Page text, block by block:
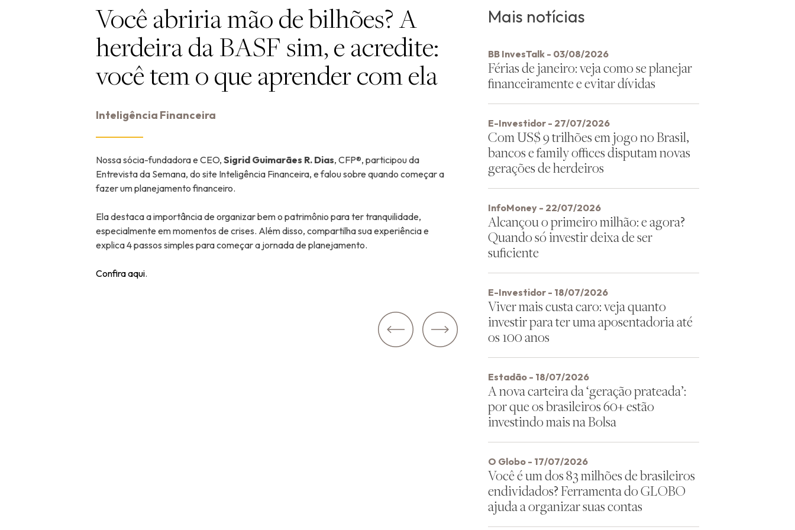
Você abriria mão de bilhões? A
herdeira da BASF sim, e acredite:
você tem o que aprender com ela
Inteligência Financeira
Nossa sócia-fundadora e CEO, Sigrid Guimarães R. Dias, CFP®, participou da
Entrevista da Semana, do site Inteligência Financeira, e falou sobre quando começar a
fazer um planejamento financeiro.
Ela destaca a importância de organizar bem o patrimônio para ter tranquilidade,
especialmente em momentos de crises. Além disso, compartilha sua experiência e
explica 4 passos simples para começar a jornada de planejamento.
Confira aqui.
Anterior:
Mais notícias
BB InvesTalk - 03/08/2026
Férias de janeiro: veja como se planejar
financeiramente e evitar dívidas
E-Investidor - 27/07/2026
Com US$ 9 trilhões em jogo no Brasil,
bancos e family offices disputam novas
gerações de herdeiros
InfoMoney - 22/07/2026
Alcançou o primeiro milhão: e agora?
Quando só investir deixa de ser
suficiente
E-Investidor - 18/07/2026
Viver mais custa caro: veja quanto
investir para ter uma aposentadoria até
os 100 anos
Estadão - 18/07/2026
A nova carteira da ‘geração prateada’:
por que os brasileiros 60+ estão
investindo mais na Bolsa
O Globo - 17/07/2026
Você é um dos 83 milhões de brasileiros
endividados? Ferramenta do GLOBO
ajuda a organizar suas contas